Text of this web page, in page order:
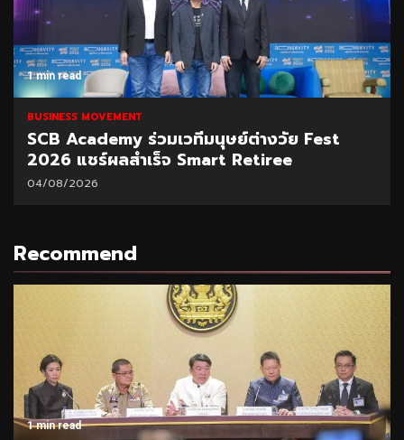
1 min read
BUSINESS MOVEMENT
DAD ชูนวัตกรรมแก้น้ำท่วม
04/08/2026
Recommend
1 min read